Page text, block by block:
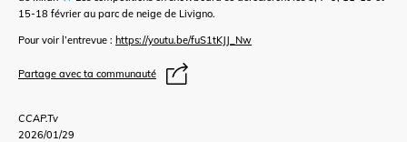
CCAP.Tv
2026/01/29
15-18 février au parc de neige de Livigno.
Pour voir l’entrevue : https://youtu.be/fuS1tKJJ_Nw
Partage avec ta communauté